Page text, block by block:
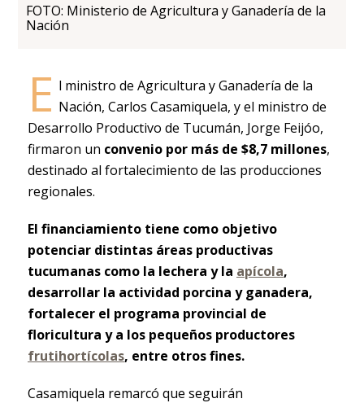
FOTO: Ministerio de Agricultura y Ganadería de la
Nación
E l ministro de Agricultura y Ganadería de la
Nación, Carlos Casamiquela, y el ministro de
Desarrollo Productivo de Tucumán, Jorge Feijóo,
firmaron un convenio por más de $8,7 millones,
destinado al fortalecimiento de las producciones
regionales.
El financiamiento tiene como objetivo
potenciar distintas áreas productivas
tucumanas como la lechera y la apícola,
desarrollar la actividad porcina y ganadera,
fortalecer el programa provincial de
floricultura y a los pequeños productores
frutihortícolas, entre otros fines.
Casamiquela remarcó que seguirán